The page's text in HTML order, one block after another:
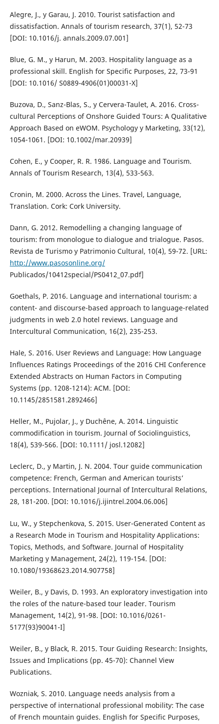
Alegre, J., y Garau, J. 2010. Tourist satisfaction and
dissatisfaction. Annals of tourism research, 37(1), 52-73
[DOI: 10.1016/j. annals.2009.07.001]
Blue, G. M., y Harun, M. 2003. Hospitality language as a
professional skill. English for Specific Purposes, 22, 73-91
[DOI: 10.1016/ S0889-4906(01)00031-X]
Buzova, D., Sanz-Blas, S., y Cervera-Taulet, A. 2016. Cross-
cultural Perceptions of Onshore Guided Tours: A Qualitative
Approach Based on eWOM. Psychology y Marketing, 33(12),
1054-1061. [DOI: 10.1002/mar.20939]
Cohen, E., y Cooper, R. R. 1986. Language and Tourism.
Annals of Tourism Research, 13(4), 533-563.
Cronin, M. 2000. Across the Lines. Travel, Language,
Translation. Cork: Cork University.
Dann, G. 2012. Remodelling a changing language of
tourism: from monologue to dialogue and trialogue. Pasos.
Revista de Turismo y Patrimonio Cultural, 10(4), 59-72. [URL:
http://www.pasosonline.org/
Publicados/10412special/PS0412_07.pdf]
Goethals, P. 2016. Language and international tourism: a
content- and discourse-based approach to language-related
judgments in web 2.0 hotel reviews. Language and
Intercultural Communication, 16(2), 235-253.
Hale, S. 2016. User Reviews and Language: How Language
Influences Ratings Proceedings of the 2016 CHI Conference
Extended Abstracts on Human Factors in Computing
Systems (pp. 1208-1214): ACM. [DOI:
10.1145/2851581.2892466]
Heller, M., Pujolar, J., y Duchêne, A. 2014. Linguistic
commodification in tourism. Journal of Sociolinguistics,
18(4), 539-566. [DOI: 10.1111/ josl.12082]
Leclerc, D., y Martin, J. N. 2004. Tour guide communication
competence: French, German and American tourists’
perceptions. International Journal of Intercultural Relations,
28, 181-200. [DOI: 10.1016/j.ijintrel.2004.06.006]
Lu, W., y Stepchenkova, S. 2015. User-Generated Content as
a Research Mode in Tourism and Hospitality Applications:
Topics, Methods, and Software. Journal of Hospitality
Marketing y Management, 24(2), 119-154. [DOI:
10.1080/19368623.2014.907758]
Weiler, B., y Davis, D. 1993. An exploratory investigation into
the roles of the nature-based tour leader. Tourism
Management, 14(2), 91-98. [DOI: 10.1016/0261-
5177(93)90041-I]
Weiler, B., y Black, R. 2015. Tour Guiding Research: Insights,
Issues and Implications (pp. 45-70): Channel View
Publications.
Wozniak, S. 2010. Language needs analysis from a
perspective of international professional mobility: The case
of French mountain guides. English for Specific Purposes,